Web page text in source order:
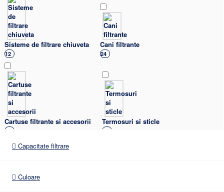
Sisteme de filtrare chiuveta
12
Cani filtrante
24
Cartuse filtrante si accesorii
61
Termosuri si sticle
9
Capacitate filtrare
Culoare